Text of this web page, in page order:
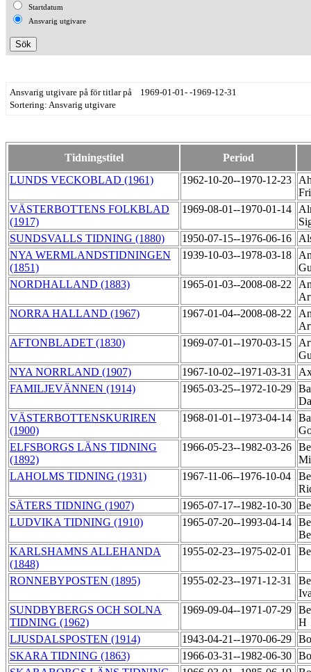
Startdatum
Ansvarig utgivare
Ansvarig utgivare på för titlar på 1969-01-01- -1969-12-31
Sortering: Ansvarig utgivare
Tidningstitel
Period
LUNDS VECKOBLAD (1961)
1962-10-20--1970-12-23
VÄSTERBOTTENS FOLKBLAD
(1917)
1969-08-01--1970-01-14
SUNDSVALLS TIDNING (1880)
1950-07-15--1976-06-16
NYA WERMLANDSTIDNINGEN
(1851)
1939-10-03--1978-03-18
NORDHALLAND (1883)
1965-01-03--2008-08-22
NORRA HALLAND (1967)
1967-01-04--2008-08-22
AFTONBLADET (1830)
1969-07-01--1970-03-15
NYA NORRLAND (1907)
1967-10-02--1971-03-31
FAMILJEVÄNNEN (1914)
1965-03-25--1972-10-29
VÄSTERBOTTENSKURIREN
(1900)
1968-01-01--1973-04-14
ELFSBORGS LÄNS TIDNING
(1892)
1966-05-23--1982-03-26
LAHOLMS TIDNING (1931)
1967-11-06--1976-10-04
SÄTERS TIDNING (1907)
1965-07-17--1982-10-30
LUDVIKA TIDNING (1910)
1965-07-20--1993-04-14
KARLSHAMNS ALLEHANDA
(1848)
1955-02-23--1975-02-01
RONNEBYPOSTEN (1895) 1955-02-23--1971-12-31
SUNDBYBERGS OCH SOLNA
TIDNING (1962)
1969-09-04--1971-07-29
H
LJUSDALSPOSTEN (1914)
1943-04-21--1970-06-29
SKARA TIDNING (1863)
1966-03-31--1982-06-30